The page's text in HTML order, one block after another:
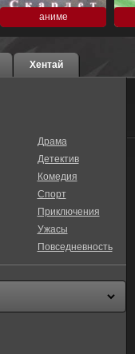
аниме
Хентай
Драма
Детектив
Комедия
Спорт
Приключения
Ужасы
Повседневность